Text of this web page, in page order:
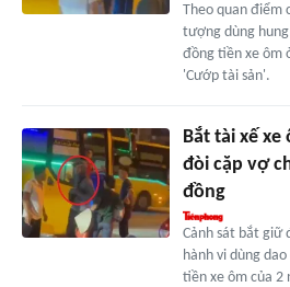
Theo quan điểm
tượng dùng
đồng tiền xe ôm
'Cướp tài sản'.
Bắt tài xế
đòi cặp vợ
đồng
Cảnh sát bắt giữ
hành vi dùng
tiền xe ôm của 2